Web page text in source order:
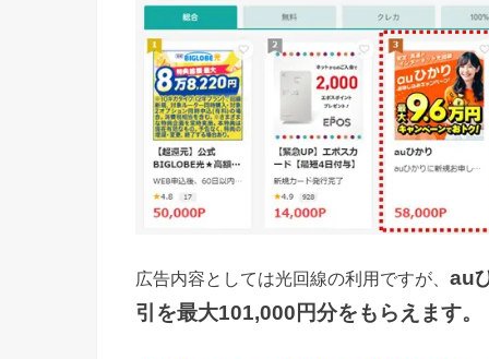
広告内容としては光回線の利用ですが、 au
引を最大101,000円分をもらえます。